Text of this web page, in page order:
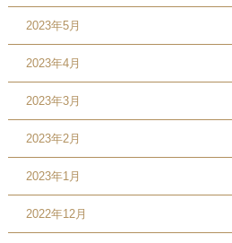
2023年5月
2023年4月
2023年3月
2023年2月
2023年1月
2022年12月